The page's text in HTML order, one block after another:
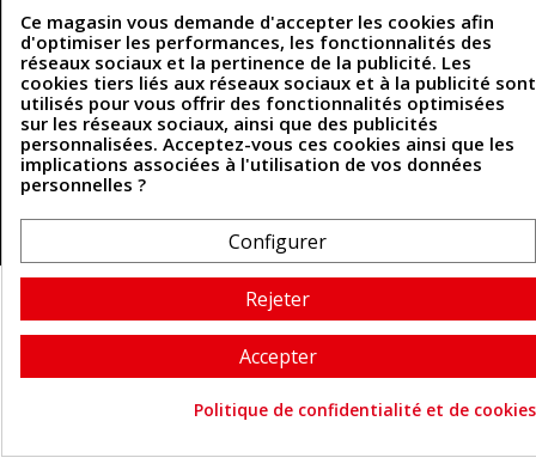
Coordonnées
493 Chemin de Catougnac
81300 Graulhet
05 63 34 51 88
contact@cuirenstock.com
Cuirenstock © 2026 - Une création Quatrys 💙
Ce magasin vous demande d'accepter les cookies afin
d'optimiser les performances, les fonctionnalités des
réseaux sociaux et la pertinence de la publicité. Les
cookies tiers liés aux réseaux sociaux et à la publicité sont
utilisés pour vous offrir des fonctionnalités optimisées
sur les réseaux sociaux, ainsi que des publicités
personnalisées. Acceptez-vous ces cookies ainsi que les
implications associées à l'utilisation de vos données
personnelles ?
Configurer
Rejeter
Accepter
Politique de confidentialité et de cookies